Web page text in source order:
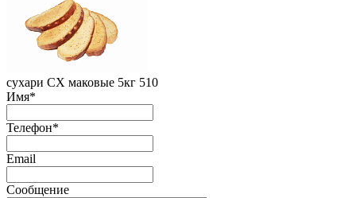
сухари СХ маковые 5кг 510
Имя*
Телефон*
Email
Сообщение